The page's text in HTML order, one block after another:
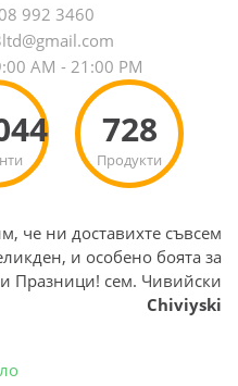
992 3460
AM - 21:00 PM
Продукти
728
че ни доставихте съвсем
и особено боята за
Празници! сем. Чивийски
Chiviyski